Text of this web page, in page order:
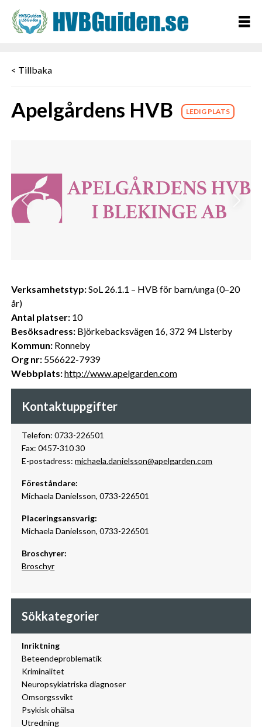
< Tillbaka
Apelgårdens HVB LEDIG PLATS
Verksamhetstyp:SoL 26.1.1 – HVB för barn/unga (0–20
år)
Antal platser:10
Besöksadress:Björkebacksvägen 16, 372 94 Listerby
Kommun:Ronneby
Org nr:556622-7939
Webbplats:http://www.apelgarden.com
Kontaktuppgifter
Telefon: 0733-226501
Fax: 0457-310 30
E-postadress:michaela.danielsson@apelgarden.com
Föreståndare:
Michaela Danielsson, 0733-226501
Placeringsansvarig:
Michaela Danielsson, 0733-226501
Broschyrer:
Broschyr
Sökkategorier
Inriktning
Beteendeproblematik
Kriminalitet
Neuropsykiatriska diagnoser
Omsorgssvikt
Psykisk ohälsa
Utredning